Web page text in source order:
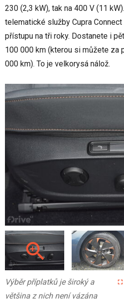
230 (2,3 kW), tak na 400 V (11
telematické služby Cupra
přístupu na tři roky. Dostanete i
100 000 km (kterou si můžete za
000 km). To je velkorysá nálož.
Výběr příplatků je široký a
většina z nich není vázána